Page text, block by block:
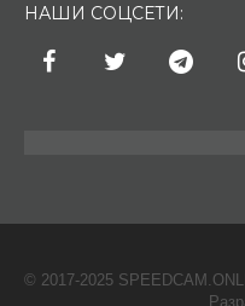
НАШИ СОЦСЕТИ:
© 2017-2025